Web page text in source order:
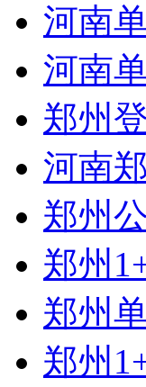
河南
河南
郑州
河南
郑州
郑州
郑州
郑州